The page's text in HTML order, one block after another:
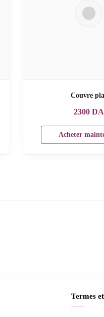
Couvre
2300 DA
Acheter
Termes